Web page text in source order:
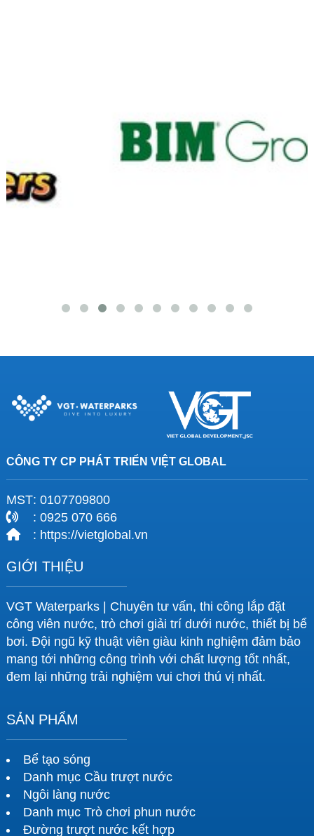
CÔNG TY CP PHÁT TRIỂN VIỆT GLOBAL
MST: 0107709800
: 0925 070 666
: https://vietglobal.vn
GIỚI THIỆU
VGT Waterparks | Chuyên tư vấn, thi công lắp đặt
công viên nước, trò chơi giải trí dưới nước, thiết bị bể
bơi. Đội ngũ kỹ thuật viên giàu kinh nghiệm đảm bảo
mang tới những công trình với chất lượng tốt nhất,
đem lại những trải nghiệm vui chơi thú vị nhất.
SẢN PHẨM
Bể tạo sóng
Danh mục Cầu trượt nước
Ngôi làng nước
Danh mục Trò chơi phun nước
Đường trượt nước kết hợp